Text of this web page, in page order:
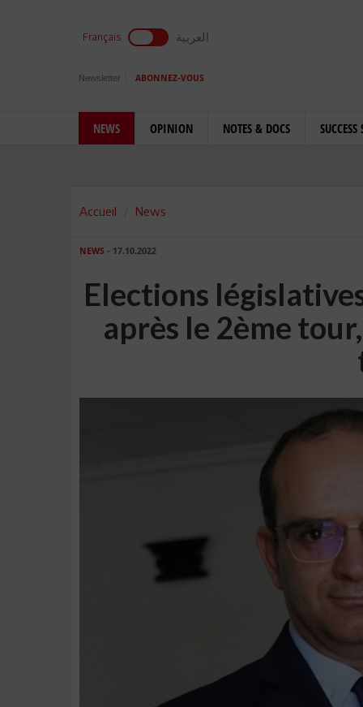
Français العربية
Newsletter ABONNEZ-VOUS
NEWS OPINION NOTES & DOCS SUCCESS
Accueil News
NEWS - 17.10.2022
Elections
après le 2ème